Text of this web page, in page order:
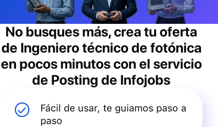
No busques más, crea tu oferta
de Ingeniero técnico de fotónica
en pocos minutos con el servicio
de Posting de Infojobs
Fácil de usar, te guiamos paso a
paso